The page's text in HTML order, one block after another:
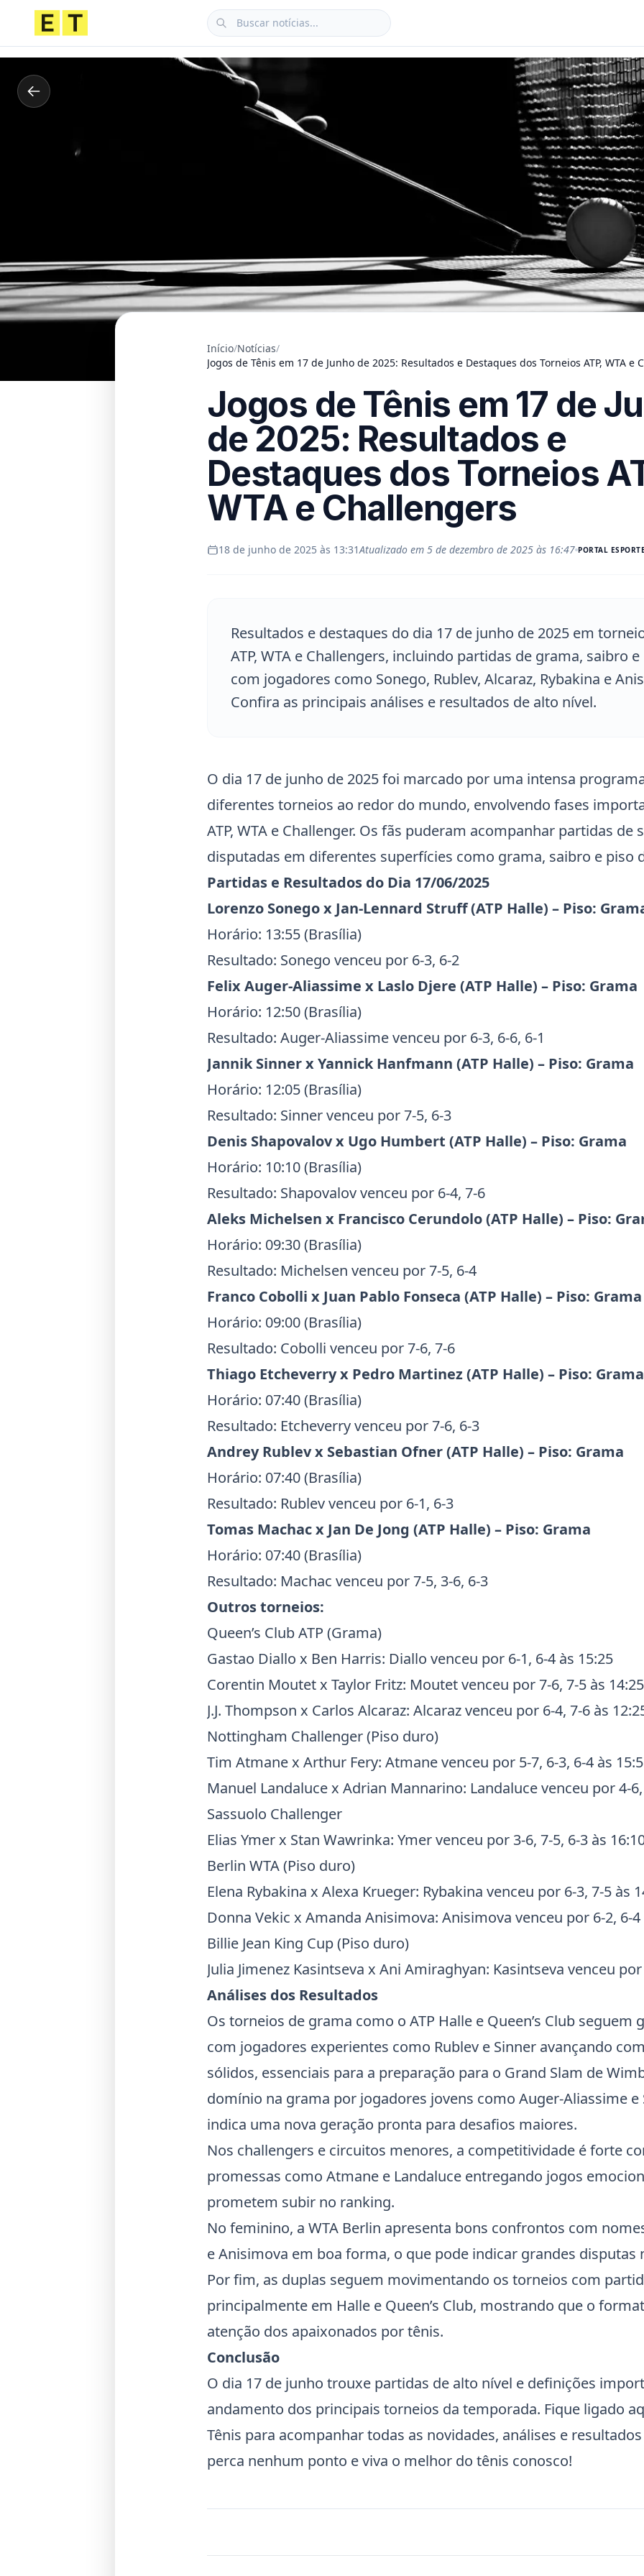
Início/Notícias/
Jogos de Tênis em 17 de Junho de 2025: Resultados e Destaques dos Torneios ATP, WTA e
Jogos de Tênis em 17 de
de 2025: Resultados e
Destaques dos Torneios
WTA e Challengers
18 de junho de 2025 às 13:31Atualizado em 5 de dezembro de 2025 às 16:47 PORTAL
Resultados e destaques do dia 17 de junho de 2025 em
ATP, WTA e Challengers, incluindo partidas de grama, saibro
com jogadores como Sonego, Rublev, Alcaraz, Rybakina e
Confira as principais análises e resultados de alto nível.
O dia 17 de junho de 2025 foi marcado por uma intensa
diferentes torneios ao redor do mundo, envolvendo fases
ATP, WTA e Challenger. Os fãs puderam acompanhar partidas de
disputadas em diferentes superfícies como grama, saibro e piso
Partidas e Resultados do Dia 17/06/2025
Lorenzo Sonegox Jan-Lennard Struff(ATP Halle) – Piso:
Horário: 13:55 (Brasília)
Resultado: Sonego venceu por 6-3, 6-2
Felix Auger-Aliassime x Laslo Djere (ATP Halle) – Piso: Grama
Horário: 12:50 (Brasília)
Resultado: Auger-Aliassime venceu por 6-3, 6-6, 6-1
Jannik SinnerxYannick Hanfmann (ATP Halle) – Piso: Grama
Horário: 12:05 (Brasília)
Resultado: Sinner venceu por 7-5, 6-3
Denis Shapovalovx Ugo Humbert (ATP Halle) – Piso: Grama
Horário: 10:10 (Brasília)
Resultado: Shapovalov venceu por 6-4, 7-6
Aleks Michelsen x Francisco Cerundolo(ATP Halle) – Piso:
Horário: 09:30 (Brasília)
Resultado: Michelsen venceu por 7-5, 6-4
Franco Cobolli x Juan Pablo Fonseca (ATP Halle) – Piso: Grama
Horário: 09:00 (Brasília)
Resultado: Cobolli venceu por 7-6, 7-6
Thiago Etcheverryx Pedro Martinez(ATP Halle) – Piso: Grama
Horário: 07:40 (Brasília)
Resultado: Etcheverry venceu por 7-6, 6-3
Andrey Rublevx Sebastian Ofner(ATP Halle) – Piso: Grama
Horário: 07:40 (Brasília)
Resultado: Rublev venceu por 6-1, 6-3
Tomas Machacx Jan De Jong (ATP Halle) – Piso: Grama
Horário: 07:40 (Brasília)
Resultado: Machac venceu por 7-5, 3-6, 6-3
Outros torneios:
Queen’s Club ATP (Grama)
Gastao Diallo x Ben Harris: Diallo venceu por 6-1, 6-4 às 15:25
Corentin Moutetx Taylor Fritz: Moutet venceu por 7-6, 7-5 às 14:25
J.J. Thompson x Carlos Alcaraz: Alcaraz venceu por 6-4, 7-6 às
Nottingham Challenger (Piso duro)
Tim Atmanex Arthur Fery: Atmane venceu por 5-7, 6-3, 6-4 às
Manuel Landalucex Adrian Mannarino: Landaluce venceu por 4-
Sassuolo Challenger
Elias Ymerx Stan Wawrinka: Ymer venceu por 3-6, 7-5, 6-3 às
Berlin WTA (Piso duro)
Elena Rybakina x Alexa Krueger: Rybakina venceu por 6-3, 7-5 às
Donna Vekic x Amanda Anisimova: Anisimova venceu por 6-2, 6-4
Billie Jean King Cup (Piso duro)
Julia Jimenez Kasintseva x Ani Amiraghyan: Kasintseva venceu
Análises dos Resultados
Os torneios de grama como o ATP Halle e Queen’s Club seguem
com jogadores experientes como Rublev e Sinner avançando
sólidos, essenciais para a preparação para o Grand Slam de
domínio na grama por jogadores jovens como Auger-Aliassime e
indica uma nova geração pronta para desafios maiores.
Nos challengers e circuitos menores, a competitividade é forte
promessas como Atmane e Landaluce entregando jogos
prometem subir no ranking.
No feminino, a WTA Berlin apresenta bons confrontos com
e Anisimova em boa forma, o que pode indicar grandes disputas
Por fim, as duplas seguem movimentando os torneios com
principalmente em Halle e Queen’s Club, mostrando que o
atenção dos apaixonados por tênis.
Conclusão
O dia 17 de junho trouxe partidas de alto nível e definições
andamento dos principais torneios da temporada. Fique ligado
Tênis para acompanhar todas as novidades, análises e
perca nenhum ponto e viva o melhor do tênis conosco!